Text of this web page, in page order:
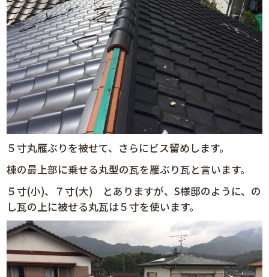
５寸丸雁ぶりを被せて、さらにビス留めします。
棟の最上部に乗せる丸型の瓦を雁ぶり瓦と言います。
５寸(小)、７寸(大) とありますが、S様邸のように、の
し瓦の上に被せる丸瓦は５寸を使います。